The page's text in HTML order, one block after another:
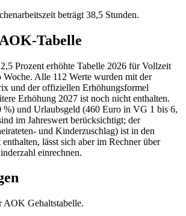
beträgt 38,5 Stunden.
Tabelle
Prozent erhöhte Tabelle 2026 für Vollzeit
Woche. Alle 112 Werte wurden mit der
und der offiziellen Erhöhungsformel
Erhöhung 2027 ist noch nicht enthalten.
%) und Urlaubsgeld (460 Euro in VG 1 bis 6,
im Jahreswert berücksichtigt; der
und Kinderzuschlag) ist in den
lässt sich aber im Rechner über
einrechnen.
Gehaltstabelle.